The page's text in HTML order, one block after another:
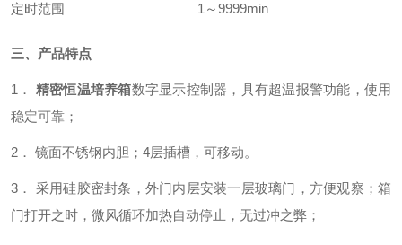
定时范围 1～9999min
三、 产品特点
1． 精密恒温培养箱数字显示控制器，具有超温报警功能，使用
稳定可靠；
2． 镜面不锈钢内胆；4层插槽，可移动。
3．
采用硅胶密封条，外门内层安装一层玻璃门，方便观察；箱
门打开之时，微风循环加热自动停止，无过冲之弊；